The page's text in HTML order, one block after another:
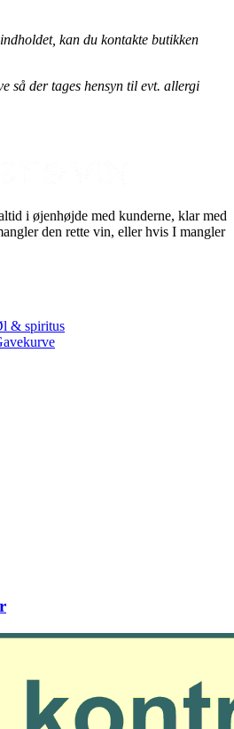
kan du kontakte butikken
så der tages hensyn til evt. allergi
i øjenhøjde med kunderne, klar med
den rette vin, eller hvis I mangler
& spiritus